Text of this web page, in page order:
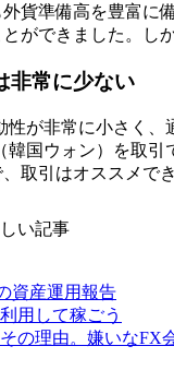
貨準備高を豊富に
ができました。し
非常に少ない
性が非常に小さく
韓国ウォン）を取引
取引はオススメで
い記事
資産運用報告
用して稼ごう
の理由。嫌いなFX